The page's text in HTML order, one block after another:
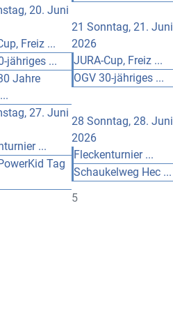
20. Juni
Freiz ...
jähriges ...
Jahre
21 Sonntag, 21. Juni
2026
JURA-Cup, Freiz ...
OGV 30-jähriges ...
27. Juni
...
Tag
28 Sonntag, 28. Juni
2026
Fleckenturnier ...
Schaukelweg Hec ...
5